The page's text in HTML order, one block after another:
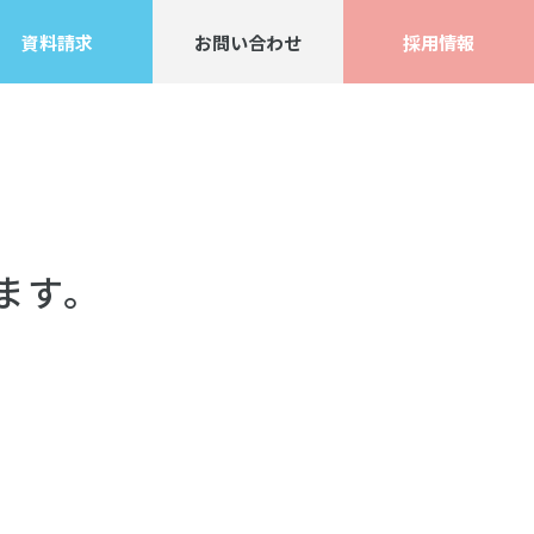
資料請求 お問い合わせ 採用情報
。